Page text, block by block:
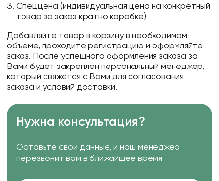
Спеццена (индивидуальная цена на конкретный
товар за заказ кратно коробке)
Добавляйте товар в корзину в необходимом
объеме, проходите регистрацию и оформляйте
заказ. После успешного оформления заказа за
Вами будет закреплен персональный менеджер,
который свяжется с Вами для согласования
заказа и условий доставки.
Нужна консультация?
Оставьте свои данные, и наш менеджер
перезвонит вам в ближайшее время